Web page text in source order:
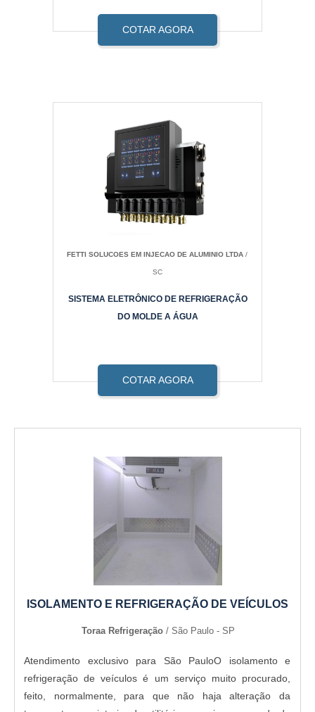
COTAR AGORA
FETTI SOLUCOES EM INJECAO DE ALUMINIO LTDA /
SC
SISTEMA ELETRÔNICO DE REFRIGERAÇÃO
DO MOLDE A ÁGUA
COTAR AGORA
ISOLAMENTO E REFRIGERAÇÃO DE VEÍCULOS
Toraa Refrigeração / São Paulo - SP
Atendimento exclusivo para São PauloO isolamento e
refrigeração de veículos é um serviço muito procurado,
feito, normalmente, para que não haja alteração da